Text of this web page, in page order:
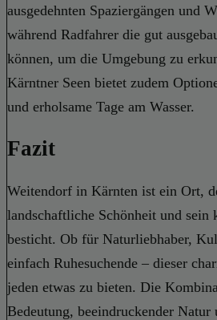
ausgedehnten Spaziergängen und
während Radfahrer die gut
können, um die Umgebung zu
Kärntner Seen bietet zudem
und erholsame Tage am Wasser.
Fazit
Weitendorf in Kärnten ist ein Ort,
landschaftliche Schönheit und sein
besticht. Ob für Naturliebhaber,
einfach Ruhesuchende – dieser
jeden etwas zu bieten. Die
Bedeutung, beeindruckender Natur